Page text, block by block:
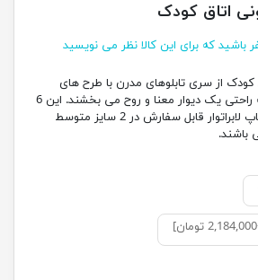
اتاق کودک
باشید که برای این کالا نظر می نویسید
کودک از سری تابلوهای مدرن با طرح های
جذاب و هارمونیک که به راحتی یک دیوار معنا و روح می بخشند. این 6
تابلو زیبا با قاب pvc و چاپ لابراتوار قابل سفارش در 2 سایز متوسط